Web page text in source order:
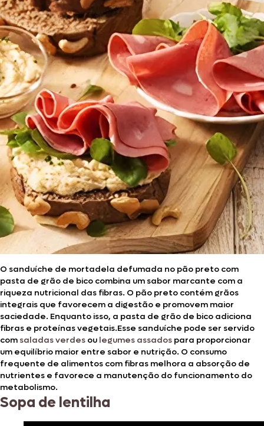
O sanduíche de mortadela defumada no pão preto com
pasta de grão de bico combina um sabor marcante com a
riqueza nutricional das fibras. O pão preto contém grãos
integrais que favorecem a digestão e promovem maior
saciedade. Enquanto isso, a pasta de grão de bico adiciona
fibras e proteínas vegetais.Esse sanduíche pode ser servido
com saladas verdes ou legumes assados para proporcionar
um equilíbrio maior entre sabor e nutrição. O consumo
frequente de alimentos com fibras melhora a absorção de
nutrientes e favorece a manutenção do funcionamento do
metabolismo.
Sopa de lentilha